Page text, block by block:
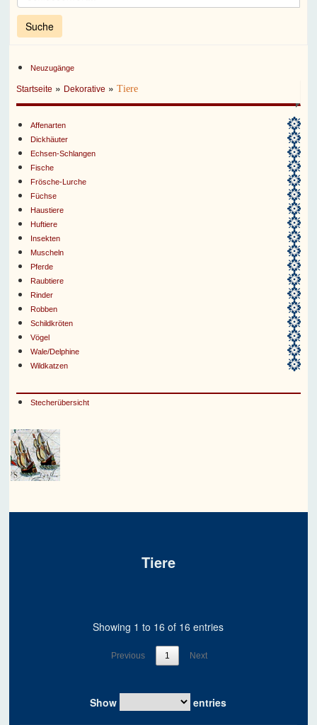
Neuzugänge
Startseite » Dekorative »Tiere
Affenarten
Dickhäuter
Echsen-Schlangen
Fische
Frösche-Lurche
Füchse
Haustiere
Huftiere
Insekten
Muscheln
Pferde
Raubtiere
Rinder
Robben
Schildkröten
Vögel
Wale/Delphine
Wildkatzen
Stecherübersicht
Tiere
Show entries
Showing 1 to 16 of 16 entries
Previous 1 Next